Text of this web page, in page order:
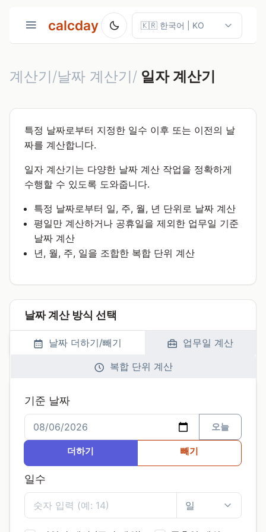
calcday
계산기/날짜 계산기/ 일자 계산기
특정 날짜로부터 지정한 일수 이후 또는 이전의 날
짜를 계산합니다.
일자 계산기는 다양한 날짜 계산 작업을 정확하게
수행할 수 있도록 도와줍니다.
특정 날짜로부터 일, 주, 월, 년 단위로 날짜 계산
평일만 계산하거나 공휴일을 제외한 업무일 기준
날짜 계산
년, 월, 주, 일을 조합한 복합 단위 계산
날짜 계산 방식 선택
날짜 더하기/빼기
업무일 계산
복합 단위 계산
기준 날짜
오늘
더하기 빼기
일수